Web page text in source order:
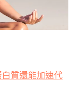
質還能加速代